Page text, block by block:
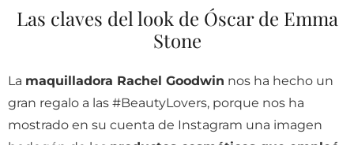
Las claves del look de Óscar de Emma
Stone
La maquilladora Rachel Goodwin nos ha hecho un
gran regalo a las #BeautyLovers, porque nos ha
mostrado en su cuenta de Instagram una imagen